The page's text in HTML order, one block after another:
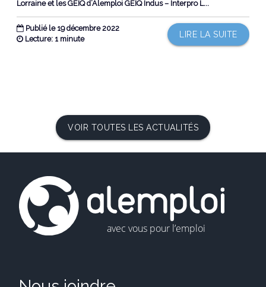
Lorraine et les GEIQ d’Alemploi GEIQ Indus – Interpro L...
Publié le 19 décembre 2022
LIRE LA SUITE
Lecture: 1 minute
VOIR TOUTES LES ACTUALITÉS